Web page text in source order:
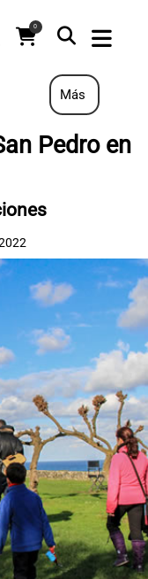
0
Más
Pedro en